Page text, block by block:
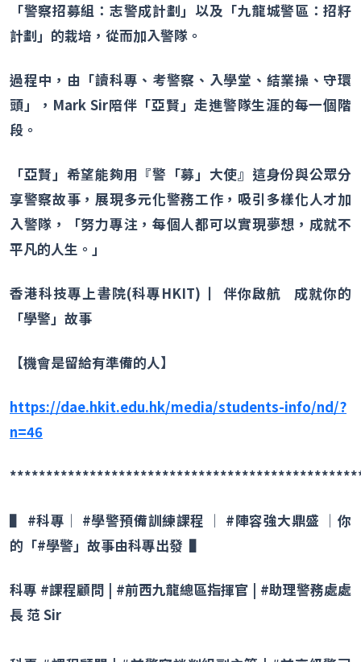
「警察招募組：志警成計劃」以及「九龍城警區：招籽
計劃」的栽培，從而加入警隊。
過程中，由「讀科專、考警察、入學堂、結業操、守環
頭」， Mark Sir陪伴「亞賢」走進警隊生涯的每一個階
段。
「亞賢」希望能夠用『警「募」大使』這身份與公眾分
享警察故事，展現多元化警務工作，吸引多樣化人才加
入警隊，「努力專注，每個人都可以實現夢想，成就不
平凡的人生。」
香港科技專上書院(科專HKIT)▏伴你啟航
成就你的
「學警」故事
【機會是留給有準備的人】
https://dae.hkit.edu.hk/media/students-info/nd/?
n=46
▌ #科專 │ #學警預備訓練課程 │ #陣容強大鼎盛 │ 你
的「#學警」故事由科專出發 ▌
科專 #課程顧問 | #前西九龍總區指揮官 | #助理警務處處
長 范Sir